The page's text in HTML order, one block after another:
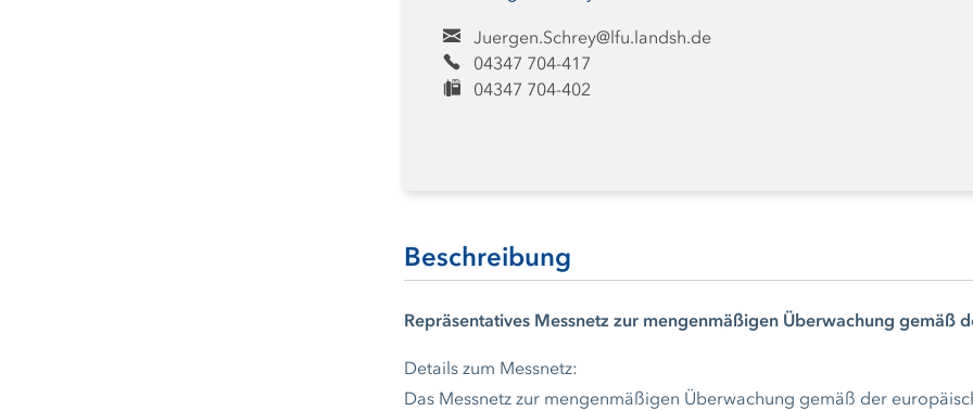
Juergen.Schrey@lfu.landsh.de
04347 704-417
04347 704-402
Beschreibung
Repräsentatives Messnetz zur mengenmäßigen Überwachung gemäß
Details zum Messnetz:
Das Messnetz zur mengenmäßigen Überwachung gemäß der